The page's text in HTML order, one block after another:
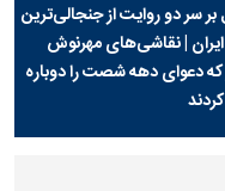
سر دو روایت از جنجالی‌ترین
| نقاشی‌های مهرنوش
که دعوای دهه شصت را دوباره